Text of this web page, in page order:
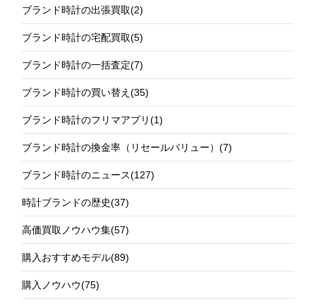
ブランド時計の出張買取(2)
ブランド時計の宅配買取(5)
ブランド時計の一括査定(7)
ブランド時計の買い替え(35)
ブランド時計のフリマアプリ(1)
ブランド時計の換金率（リセールバリュー）(7)
ブランド時計のニュース(127)
時計ブランドの歴史(37)
高価買取ノウハウ集(57)
購入おすすめモデル(89)
購入ノウハウ(75)